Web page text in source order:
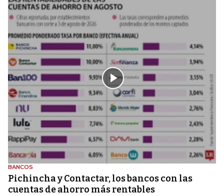
BANCOS
Pichincha y Contactar, los bancos con las
cuentas de ahorro más rentables